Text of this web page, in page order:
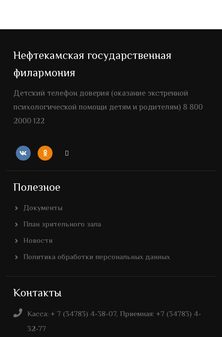
Нефтекамская государственная
филармония
Детский телефон доверия (оказание экстренной
психологической помощи детям и родителям) 8 800
2000 122
Полезное
Документы
План зрительного зала
Новости
Политика обработки персональных данных
Контакты
Касса: + 7 (34783) 4-38-07, Приемная: +7 (34783) 4-
32-77